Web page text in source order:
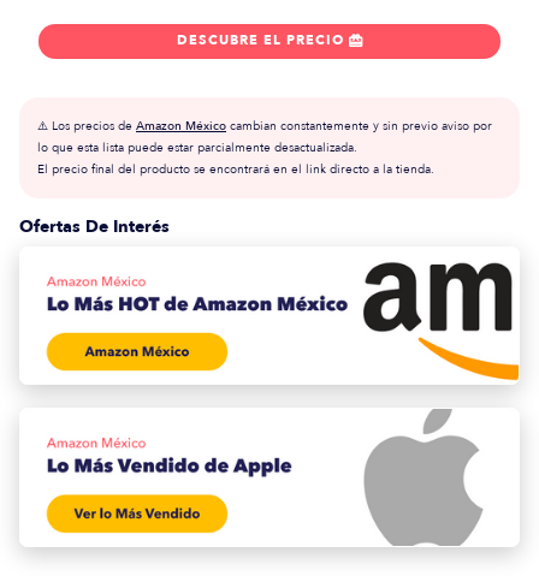
DESCUBRE EL PRECIO 
⚠️ Los precios de Amazon México cambian constantemente y sin previo aviso por
lo que esta lista puede estar parcialmente desactualizada.
El precio final del producto se encontrará en el link directo a la tienda.
Ofertas De Interés